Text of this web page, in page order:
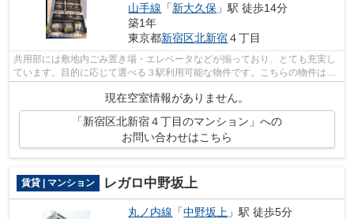
山手線 「新大久保 」駅 徒歩14分
築1年
東京都新宿区北新宿４丁目
共用部には敷地内ごみ置き場・エレベータなどが揃っており、とても充実し
ています。目的に応じて選べる３駅利用可能な物件です。こちらの物件はマ
ンションです。11階建てで快適な物件...
現在空室情報がありません。
「新宿区北新宿４丁目のマンション」への
お問い合わせはこちら
賃貸 | マンション レガロ中野坂上
丸ノ内線 「中野坂上 」駅 徒歩5分